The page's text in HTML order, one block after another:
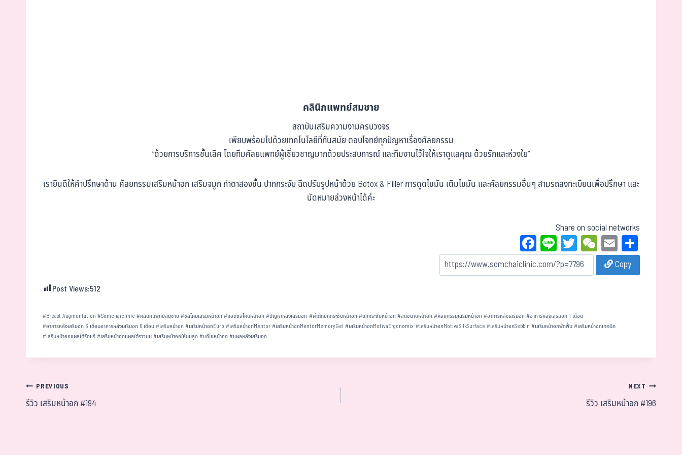
คลินิกแพทย์สมชาย
สถาบันเสริมความงามครบวงจร
เพียบพร้อมไปด้วยเทคโนโลยีที่ทันสมัย ตอบโจทย์ทุกปัญหาเรื่องศัลยกรรม
“ด้วยการบริการชั้นเลิศ โดยทีมศัลยแพทย์ผู้เชี่ยวชาญมากด้วยประสบการณ์ และทีมงานไว้ใจให้เราดูแลคุณ ด้วยรักและห่วงใย”
เรายินดีให้คำปรึกษาด้าน ศัลยกรรมเสริมหน้าอก เสริมจมูก ทำตาสองชั้น ปากกระจับ ฉีดปรับรูปหน้าด้วย Botox & Filler การดูดไขมัน เติมไขมัน และศัลยกรรมอื่นๆ สามรถลงทะเบียนเพื่อปรึกษา และ
นัดหมายล่วงหน้าได้ค่ะ
Share on social networks
Fa
ce
bo
Li
ne
T
wi
tt
W
eC
ha
E
m
ail
Copy
Post Views:512
#Breast Augmentation #Somchaiclinic #คลินิกแพทย์สมชาย #ซิลิโคนเสริมหน้าอก#ถอดซิลิโคนหน้าอก #ปัญหาหลังเสริมอก #ผ่าตัดยกกระชับหน้าอก #ยกกระชับหน้าอก#ลดขนาดหน้าอก#ศัลยกรรมเสริมหน้าอก#อาการหลังเสริมอก#อาการหลังเสริมอก 1 เดือน
#อาการหลังเสริมอก 3 เดือนอาการหลังเสริมอก 6 เดือน#เสริมหน้าอก#เสริมหน้าอกEuro #เสริมหน้าอกMentor#เสริมหน้าอกMentorMemoryGel #เสริมหน้าอกMotivaErgonomix #เสริมหน้าอกMotivaSilkSurface #เสริมหน้าอกSebbin #เสริมหน้าอกพักฟื้น#เสริมหน้าอกเทคนิค
#เสริมหน้าอกแผลใต้รักแร้#เสริมหน้าอกแผลใต้ราวนม#เสริมหน้าอกให้นมลูก#แก้ไขหน้าอก#แผลหลังเสริมอก
PREVIOUS
รีวิว เสริมหน้าอก #194
NEXT
รีวิว เสริมหน้าอก #196